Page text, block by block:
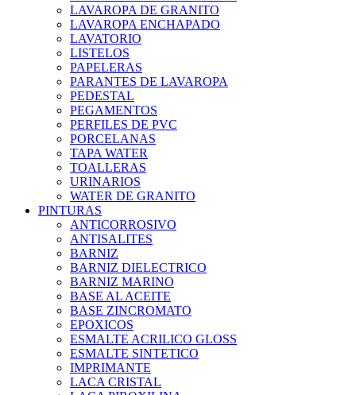
LAVAROPA DE GRANITO
LAVAROPA ENCHAPADO
LAVATORIO
LISTELOS
PAPELERAS
PARANTES DE LAVAROPA
PEDESTAL
PEGAMENTOS
PERFILES DE PVC
PORCELANAS
TAPA WATER
TOALLERAS
URINARIOS
WATER DE GRANITO
PINTURAS
ANTICORROSIVO
ANTISALITES
BARNIZ
BARNIZ DIELECTRICO
BARNIZ MARINO
BASE AL ACEITE
BASE ZINCROMATO
EPOXICOS
ESMALTE ACRILICO GLOSS
ESMALTE SINTETICO
IMPRIMANTE
LACA CRISTAL